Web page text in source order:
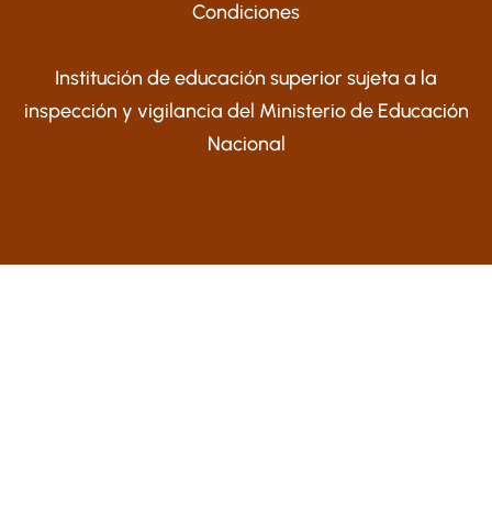
Condiciones
Institución de educación superior sujeta a la
inspección y vigilancia del Ministerio de Educación
Nacional